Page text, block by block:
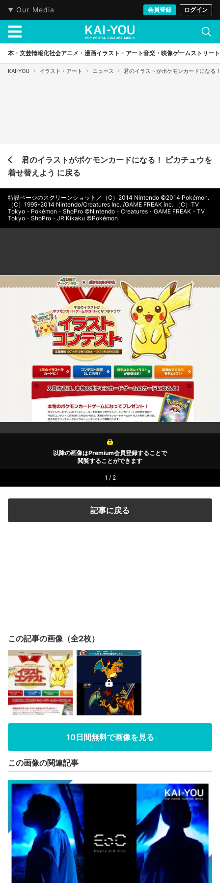
Our Media 会員登録 ログイン
本・文芸情報化社会アニメ・漫画イラスト・アート音楽・映像ゲームストリート
KAI-YOU イラスト・アート ニュース 君のイラストがポケモンカードになる
君のイラストがポケモンカードになる！ ピカチュウを
着せ替えよう に戻る
特設ページのスクリーンショット／（C）2014 Nintendo ©2014 Pokémon.
（C）1995-2014 Nintendo/Creatures Inc. /GAME FREAK inc. （C）TV
Tokyo・Pokémon・ShoPro ©Nintendo・Creatures・GAME FREAK・TV
Tokyo・ShoPro・JR Kikaku ©Pokémon
以降の画像はPremium会員登録することで
閲覧することができます
1 / 2
記事に戻る
この記事の画像（全2枚）
10日間無料で画像を見る
この画像の関連記事